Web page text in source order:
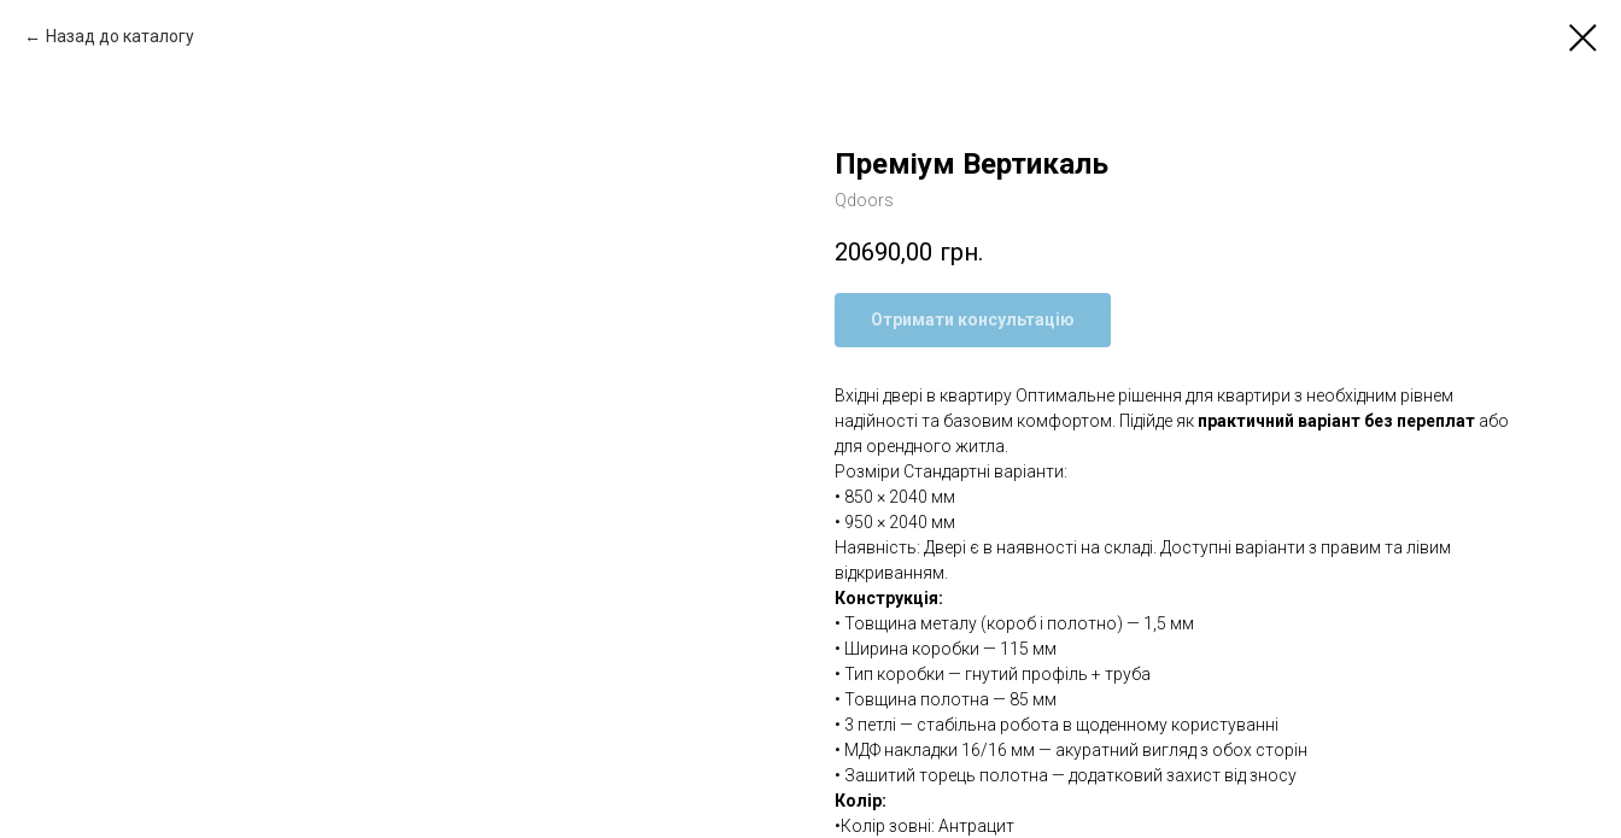
Назад до каталогу
Преміум Вертикаль
Qdoors
20690,00 грн.
Отримати консультацію
Вхідні двері в квартиру Оптимальне рішення для квартири з необхідним рівнем
надійності та базовим комфортом. Підійде як практичний варіант без переплат або
для орендного житла.
Розміри Стандартні варіанти:
• 850 × 2040 мм
• 950 × 2040 мм
Наявність: Двері є в наявності на складі. Доступні варіанти з правим та лівим
відкриванням.
Конструкція:
• Товщина металу (короб і полотно) — 1,5 мм
• Ширина коробки — 115 мм
• Тип коробки — гнутий профіль + труба
• Товщина полотна — 85 мм
• 3 петлі — стабільна робота в щоденному користуванні
• МДФ накладки 16/16 мм — акуратний вигляд з обох сторін
• Зашитий торець полотна — додатковий захист від зносу
Колір:
•Колір зовні: Антрацит